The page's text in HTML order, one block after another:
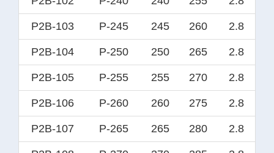
P2B-103 P-245 245 260 2.8
P2B-104 P-250 250 265 2.8
P2B-105 P-255 255 270 2.8
P2B-106 P-260 260 275 2.8
P2B-107 P-265 265 280 2.8